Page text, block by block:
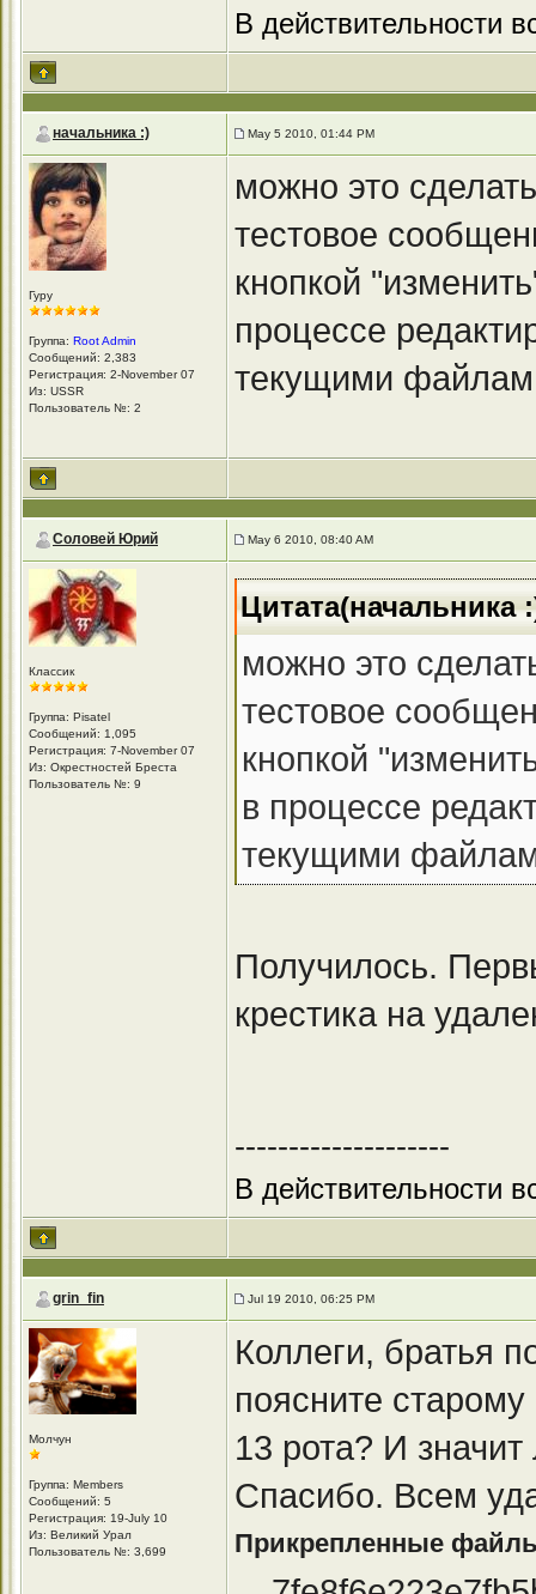
В действительности
начальника :) May 5 2010, 01:44 PM
Гуру
Группа: Root Admin
Сообщений: 2,383
Регистрация: 2-November 07
Из: USSR
Пользователь №: 2
можно это
тестовое
кнопкой
процессе
текущими
Соловей Юрий May 6 2010, 08:40 AM
Классик
Группа: Pisatel
Сообщений: 1,095
Регистрация: 7-November 07
Из: Окрестностей Бреста
Пользователь №: 9
Цитата(начальника
можно это
тестовое
кнопкой
в процессе
текущими
Получилось.
крестика на
--------------------
В действительности
grin_fin Jul 19 2010, 06:25 PM
Молчун
Группа: Members
Сообщений: 5
Регистрация: 19-July 10
Из: Великий Урал
Пользователь №: 3,699
Коллеги, братья
поясните
13 рота? И
Спасибо. Всем
Прикрепленные